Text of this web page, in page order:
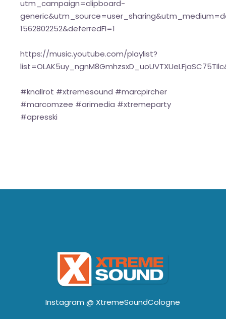
utm_campaign=clipboard-
1562802252&deferredFl=1
https://music.youtube.com/playlist?
#knallrot #xtremesound #marcpircher
#marcomzee #arimedia #xtremeparty
#apresski
Instagram @ XtremeSoundCologne